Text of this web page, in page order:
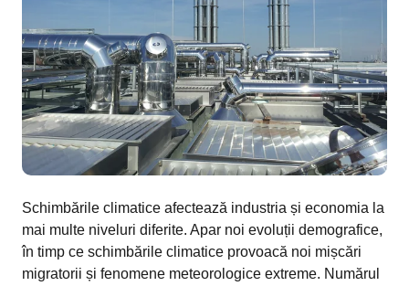
Schimbările climatice afectează industria și economia la
mai multe niveluri diferite. Apar noi evoluții demografice,
în timp ce schimbările climatice provoacă noi mișcări
migratorii și fenomene meteorologice extreme. Numărul